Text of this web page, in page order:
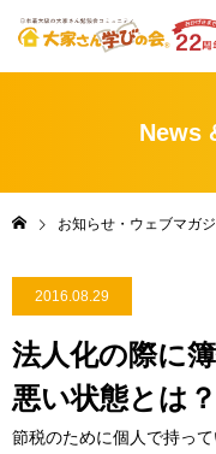
News
お知らせ・ウェブマガ
2016.08.29
法人化の際に
悪い状態とは？
節税のために個人で持っ